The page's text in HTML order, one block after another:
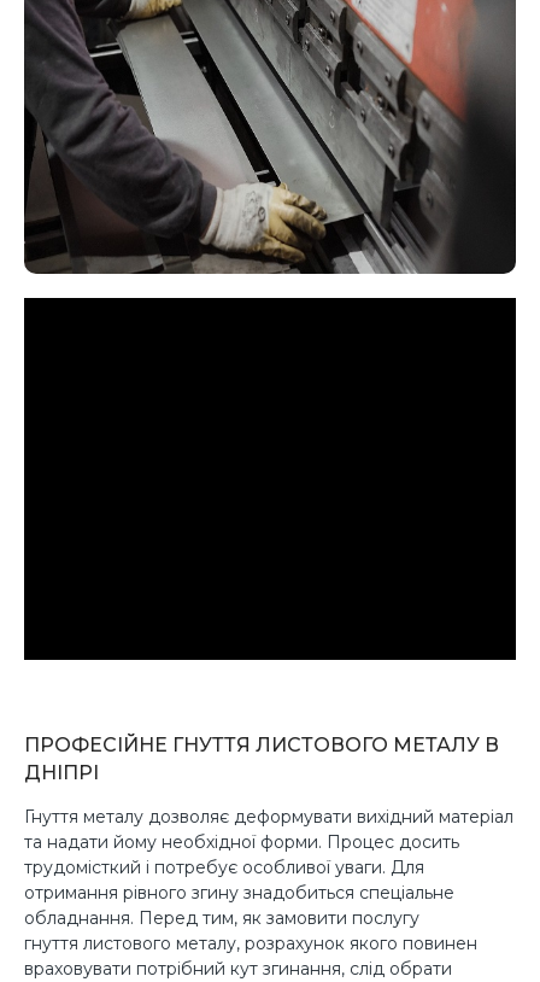
ПРОФЕСІЙНЕ ГНУТТЯ ЛИСТОВОГО МЕТАЛУ В
ДНІПРІ
Гнуття металу дозволяє деформувати вихідний матеріал
та надати йому необхідної форми. Процес досить
трудомісткий і потребує особливої ​​уваги. Для
отримання рівного згину знадобиться спеціальне
обладнання. Перед тим, як замовити послугу
гнуття листового металу, розрахунок якого повинен
враховувати потрібний кут згинання, слід обрати